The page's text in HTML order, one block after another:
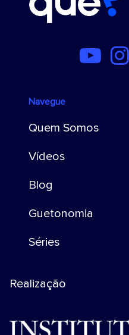
Navegue
Quem Somos
Vídeos
Blog
Guetonomia
Séries
Realização